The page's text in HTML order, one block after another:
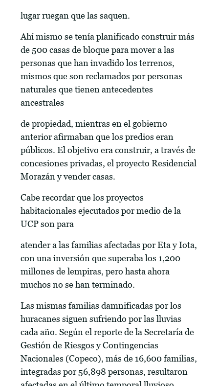
lugar ruegan que las saquen.
Ahí mismo se tenía planificado construir más
de 500 casas de bloque para mover a las
personas que han invadido los terrenos,
mismos que son reclamados por personas
naturales que tienen antecedentes
ancestrales
de propiedad, mientras en el gobierno
anterior afirmaban que los predios eran
públicos. El objetivo era construir, a través de
concesiones privadas, el proyecto Residencial
Morazán y vender casas.
Cabe recordar que los proyectos
habitacionales ejecutados por medio de la
UCP son para
atender a las familias afectadas por Eta y Iota,
con una inversión que superaba los 1,200
millones de lempiras, pero hasta ahora
muchos no se han terminado.
Las mismas familias damnificadas por los
huracanes siguen sufriendo por las lluvias
cada año. Según el reporte de la Secretaría de
Gestión de Riesgos y Contingencias
Nacionales (Copeco), más de 16,600 familias,
integradas por 56,898 personas, resultaron